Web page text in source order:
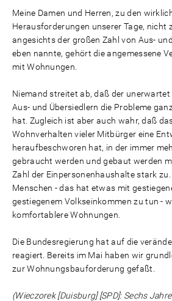
Meine Damen und Herren, zu den
Herausforderungen unserer Tage, nicht
angesichts der großen Zahl von Aus-
eben nannte, gehört die angemessene
mit Wohnungen.
Niemand streitet ab, daß der
Aus- und Übersiedlern die Probleme
hat. Zugleich ist aber auch wahr, daß
Wohnverhalten vieler Mitbürger eine
heraufbeschworen hat, in der immer
gebraucht werden und gebaut werden
Zahl der Einpersonenhaushalte stark
Menschen - das hat etwas mit
gestiegenem Volkseinkommen zu tun -
komfortablere Wohnungen.
Die Bundesregierung hat auf die
reagiert. Bereits im Mai haben wir
zur Wohnungsbauforderung gefaßt.
(Wieczorek [Duisburg] [SPD]: Sechs